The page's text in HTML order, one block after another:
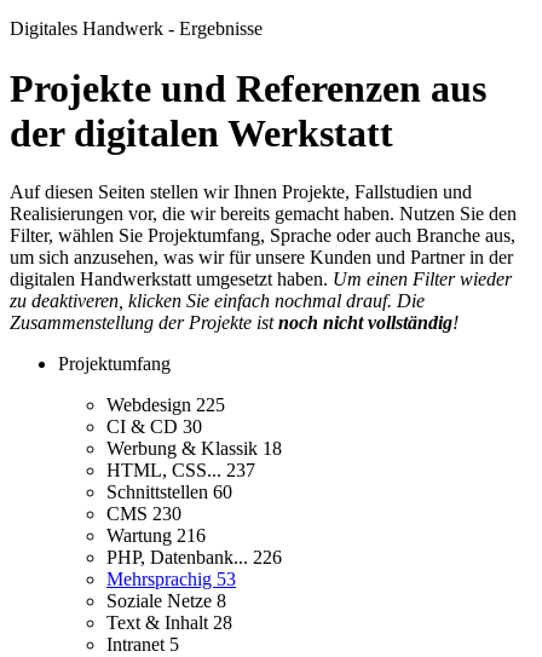
Digitales Handwerk - Ergebnisse
Projekte und Referenzen aus
der digitalen Werkstatt
Auf diesen Seiten stellen wir Ihnen Projekte, Fallstudien und
Realisierungen vor, die wir bereits gemacht haben. Nutzen Sie den
Filter, wählen Sie Projektumfang, Sprache oder auch Branche aus,
um sich anzusehen, was wir für unsere Kunden und Partner in der
digitalen Handwerkstatt umgesetzt haben. Um einen Filter wieder
zu deaktiveren, klicken Sie einfach nochmal drauf. Die
Zusammenstellung der Projekte istnoch nicht vollständig!
Projektumfang
Webdesign 225
CI & CD 30
Werbung & Klassik 18
HTML, CSS... 237
Schnittstellen 60
CMS 230
Wartung 216
PHP, Datenbank... 226
Mehrsprachig 53
Soziale Netze 8
Text & Inhalt 28
Intranet 5